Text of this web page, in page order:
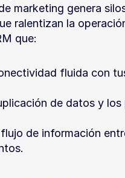
marketing genera
ralentizan la
que:
fluida con
de datos y los
de información